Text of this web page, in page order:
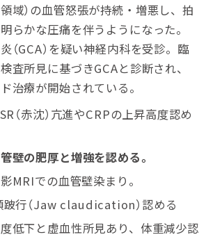
域）の血管怒張が持続・増悪し、拍
らかな圧痛を伴うようになった。
（GCA）を疑い神経内科を受診。臨
査所見に基づきGCAと診断され、
治療が開始されている。
（赤沈）亢進やCRPの上昇高度認め
壁の肥厚と増強を認める。
MRIでの血管壁染まり。
跛行（Jaw claudication）認める
低下と虚血性所見あり、体重減少認